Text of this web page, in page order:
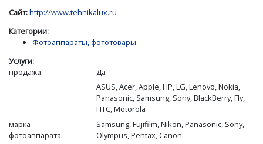
Сайт:http://www.tehnikalux.ru
Категории:
Фотоаппараты, фототовары
Услуги:
продажа
Да
ASUS, Acer, Apple, HP, LG, Lenovo, Nokia,
Panasonic, Samsung, Sony, BlackBerry, Fly,
HTC, Motorola
марка
фотоаппарата
Samsung, Fujifilm, Nikon, Panasonic, Sony,
Olympus, Pentax, Canon